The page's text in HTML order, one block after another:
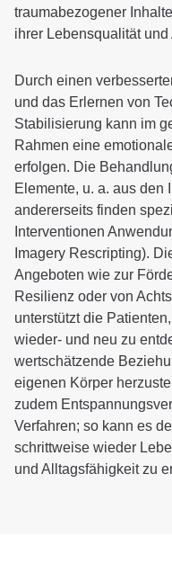
Behandlungsdauer
Sozialdienst und
Ambiente
Anmeldung und
Für Zuweiser
CuraMed
Karriere
traumabezogener
ihrer Lebensqualität
Durch einen
und das Erlernen von
Stabilisierung kann im
Rahmen eine
erfolgen. Die
Elemente, u. a. aus den
andererseits finden
Interventionen
Imagery Rescripting).
Angeboten wie zur
Resilienz oder von
unterstützt die
wieder- und neu zu
wertschätzende
eigenen Körper
zudem
Verfahren; so kann es
schrittweise wieder
und Alltagsfähigkeit zu